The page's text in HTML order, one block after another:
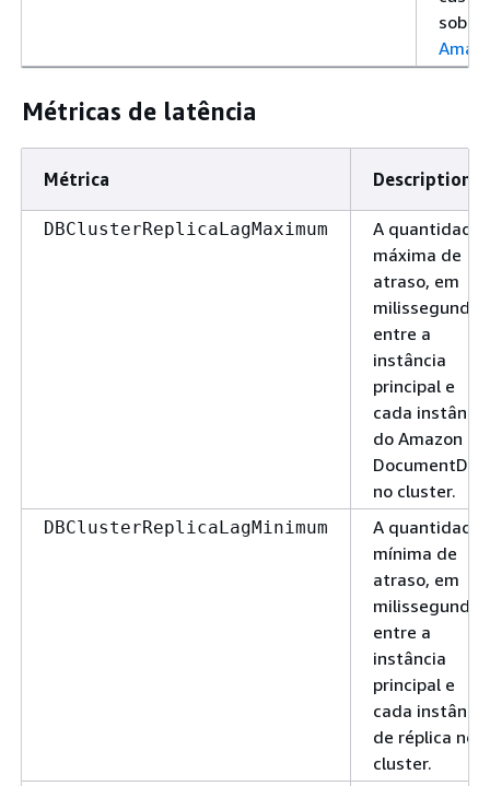
sobre
Métricas de latência
Métrica Description
DBClusterReplicaLagMaximum
A quantidade
máxima de
atraso, em
entre a
instância
principal e
cada instância
do Amazon
DocumentDB
no cluster.
DBClusterReplicaLagMinimum
A quantidade
mínima de
atraso, em
entre a
instância
principal e
cada instância
de réplica no
cluster.